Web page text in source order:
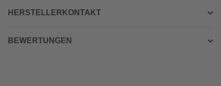
HERSTELLERKONTAKT
BEWERTUNGEN